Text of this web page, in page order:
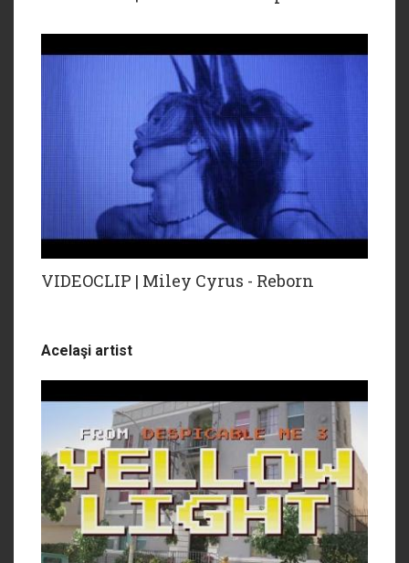
VIDEOCLIP | Miley Cyrus - Reborn
Acelaşi artist